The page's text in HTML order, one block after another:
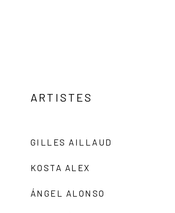
ARTISTES
GILLES AILLAUD
KOSTA ALEX
ÁNGEL ALONSO